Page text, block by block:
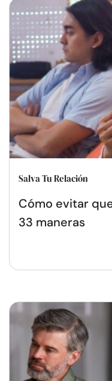
Salva Tu Relación
Cómo evitar
33 maneras